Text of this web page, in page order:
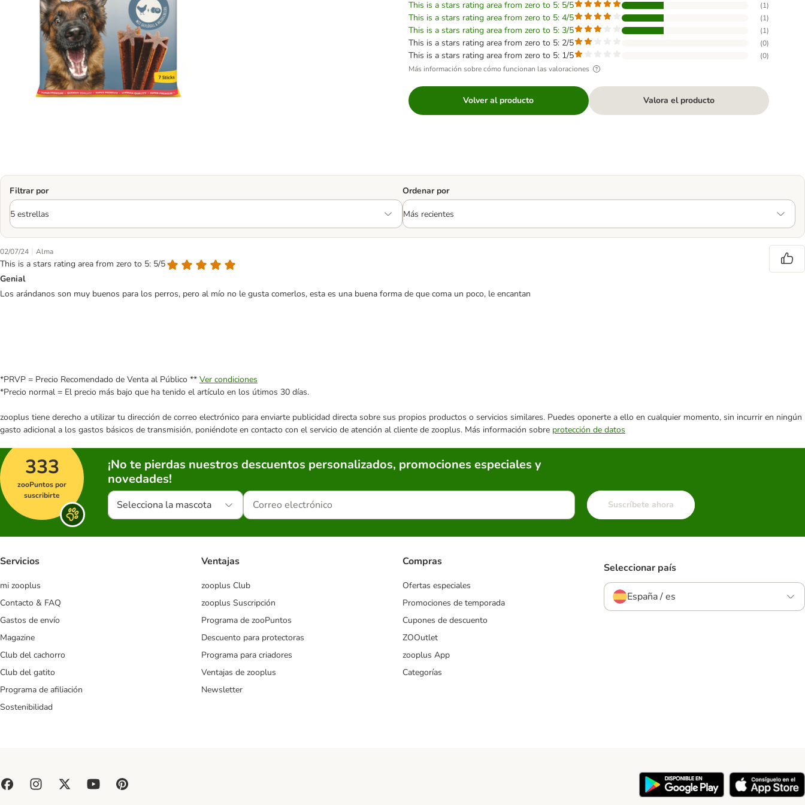
This is a stars rating area from zero to 5: 5/5 (1)
This is a stars rating area from zero to 5: 4/5 (1)
This is a stars rating area from zero to 5: 3/5 (1)
This is a stars rating area from zero to 5: 2/5 (0)
This is a stars rating area from zero to 5: 1/5 (0)
Más información sobre cómo funcionan las valoraciones
Volver al producto Valora el producto
Filtrar por Ordenar por
02/07/24 | Alma
This is a stars rating area from zero to 5: 5/5
Genial
Los arándanos son muy buenos para los perros, pero al mío no le gusta comerlos, esta es una buena forma de que coma un poco, le encantan
*PRVP = Precio Recomendado de Venta al Público ** Ver condiciones
*Precio normal = El precio más bajo que ha tenido el artículo en los útimos 30 días.
zooplus tiene derecho a utilizar tu dirección de correo electrónico para enviarte publicidad directa sobre sus propios productos o servicios similares. Puedes oponerte a ello en cualquier momento, sin incurrir en ningún
gasto adicional a los gastos básicos de transmisión, poniéndote en contacto con el servicio de atención al cliente de zooplus. Más información sobre protección de datos
333
zooPuntos por
suscribirte
¡No te pierdas nuestros descuentos personalizados, promociones especiales y
novedades!
Selecciona la mascota Suscríbete ahora
Servicios
mi zooplus
Contacto & FAQ
Gastos de envío
Magazine
Club del cachorro
Club del gatito
Programa de afiliación
Sostenibilidad
Ventajas
zooplus Club
zooplus Suscripción
Programa de zooPuntos
Descuento para protectoras
Programa para criadores
Ventajas de zooplus
Newsletter
Compras
Ofertas especiales
Promociones de temporada
Cupones de descuento
ZOOutlet
zooplus App
Categorías
Seleccionar país
España / es